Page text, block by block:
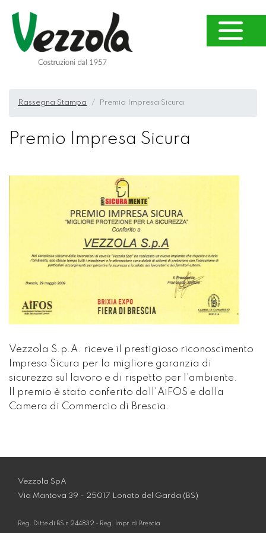
Rassegna Stampa Premio Impresa Sicura
Premio Impresa Sicura
Vezzola S.p.A. riceve il prestigioso riconoscimento
Impresa Sicura per la migliore garanzia di
sicurezza sul lavoro e di rispetto per l'ambiente.
Il premio è stato conferito dall'AiFOS e dalla
Camera di Commercio di Brescia.
Vezzola SpA
Via Mantova 39 - 25017 Lonato del Garda (BS)
Reg. Ditte di BS n 244832 - Reg. Impr. di Brescia